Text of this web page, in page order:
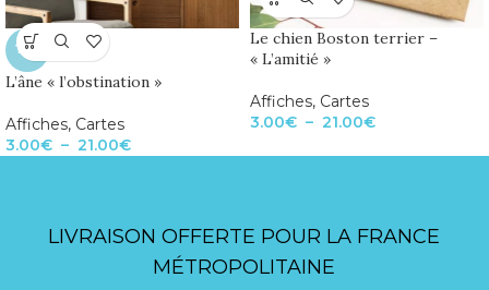
TOP
L’âne « l’obstination »
Affiches, Cartes
3.00€ – 21.00€
Le chien Boston terrier –
« L’amitié »
Affiches, Cartes
3.00€ – 21.00€
LIVRAISON OFFERTE POUR LA FRANCE
MÉTROPOLITAINE